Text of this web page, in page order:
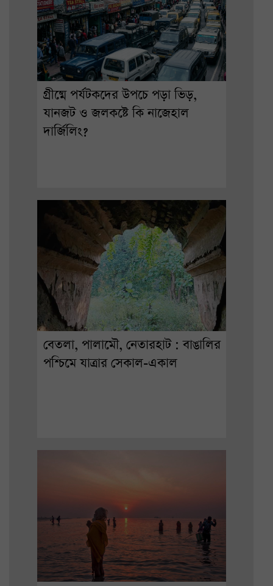
গ্রীষ্মে পর্যটকদের উপচে পড়া ভিড়,
যানজট ও জলকষ্টে কি নাজেহাল
দার্জিলিং?
বেতলা, পালামৌ, নেতারহাট : বাঙালির
পশ্চিমে যাত্রার সেকাল-একাল